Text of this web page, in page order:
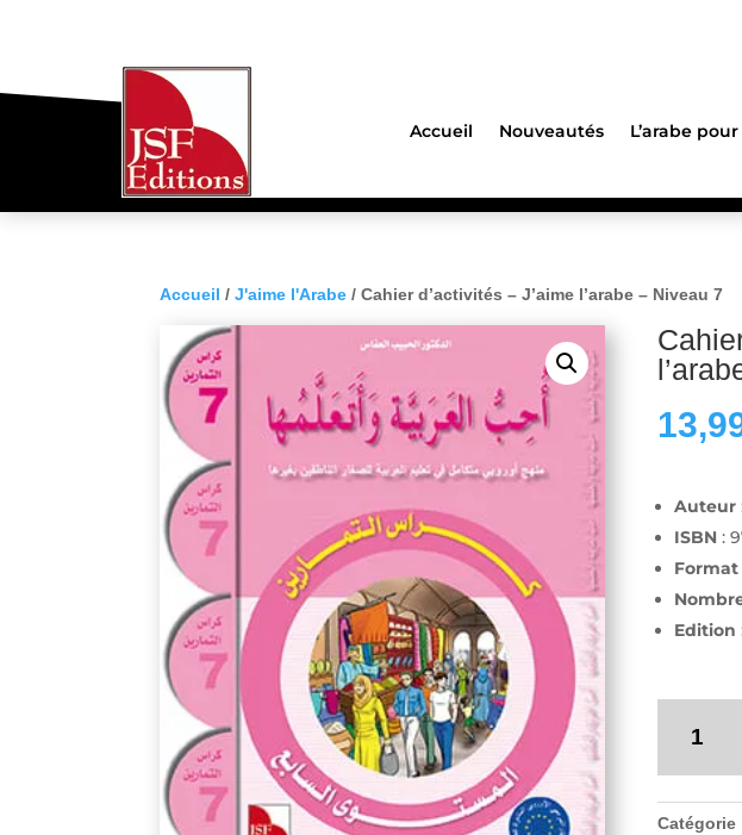
Accueil Nouveautés L’arabe
Accueil /J'aime l'Arabe / Cahier d’activités – J’aime l’arabe – Niveau 7
Auteur
ISBN:
Format
Edition
-Catégorie